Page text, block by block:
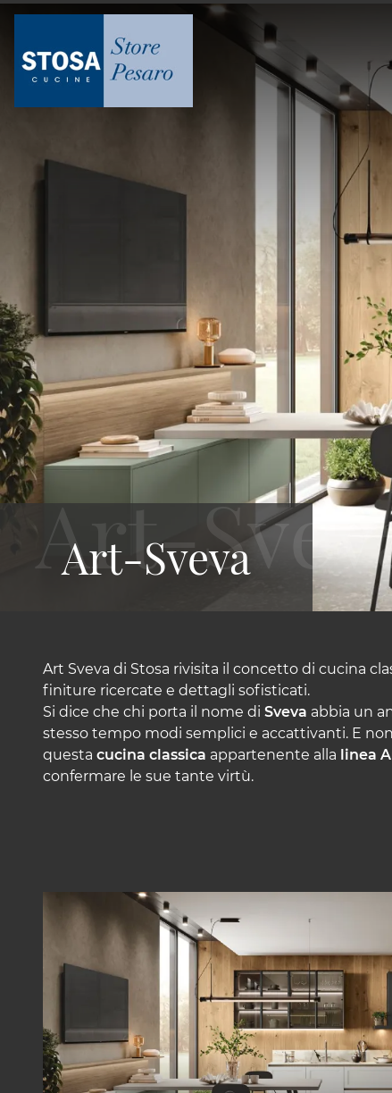
Art-Sveva
Art Sveva di Stosa rivisita il concetto di cucina
finiture ricercate e dettagli sofisticati.
Si dice che chi porta il nome di Sveva abbia un
stesso tempo modi semplici e accattivanti. E
questa cucina classica appartenente alla linea
confermare le sue tante virtù.